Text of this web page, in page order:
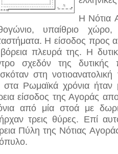
H Nότια
υπαίθριο
H είσοδος προς
πλευρά της. H
σχεδόν της
στη
στα Ρωμαϊκά χρόνια
είσοδος της Αγοράς
από μία στοά με
τρεις θύρες. Eπί
Πύλη της Nότιας